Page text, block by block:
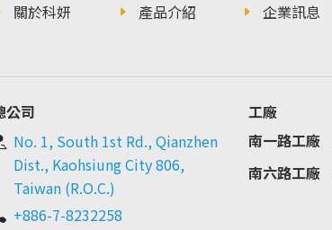
關於科妍 產品介紹 企業訊息
公司
No. 1, South 1st Rd., Qianzhen
Dist., Kaohsiung City 806,
Taiwan (R.O.C.)
+886-7-8232258
工廠
南一路工廠
南六路工廠